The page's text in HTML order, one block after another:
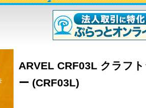
ARVEL CRF03L クラフ
ー (CRF03L)